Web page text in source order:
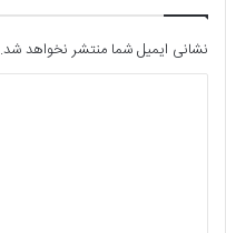
نشانی ایمیل شما منتشر نخواهد شد.